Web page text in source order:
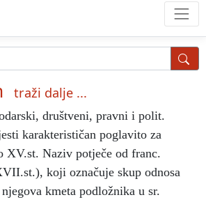
traži dalje ...
društveni, pravni i polit.
karakterističan poglavito za
XV.st. Naziv potječe od franc.
koji označuje skup odnosa
kmeta podložnika u sr.